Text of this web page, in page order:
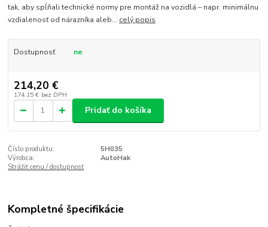
tak, aby spĺňali technické normy pre montáž na vozidlá – napr. minimálnu
vzdialenosť od nárazníka aleb... celý popis
Dostupnosť ne
214,20 €
174,15 € bez DPH
Pridať do košíka
Číslo produktu:
5H035
Výrobca:
AutoHak
Strážiť cenu / dostupnosť
Kompletné špecifikácie